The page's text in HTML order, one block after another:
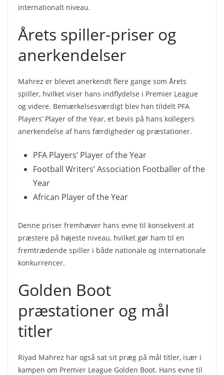
internationalt niveau.
Årets spiller-priser og
anerkendelser
Mahrez er blevet anerkendt flere gange som Årets
spiller, hvilket viser hans indflydelse i Premier League
og videre. Bemærkelsesværdigt blev han tildelt PFA
Players’ Player of the Year, et bevis på hans kollegers
anerkendelse af hans færdigheder og præstationer.
PFA Players’ Player of the Year
Football Writers’ Association Footballer of the
Year
African Player of the Year
Denne priser fremhæver hans evne til konsekvent at
præstere på højeste niveau, hvilket gør ham til en
fremtrædende spiller i både nationale og internationale
konkurrencer.
Golden Boot
præstationer og mål
titler
Riyad Mahrez har også sat sit præg på mål titler, især i
kampen om Premier League Golden Boot. Hans evne til